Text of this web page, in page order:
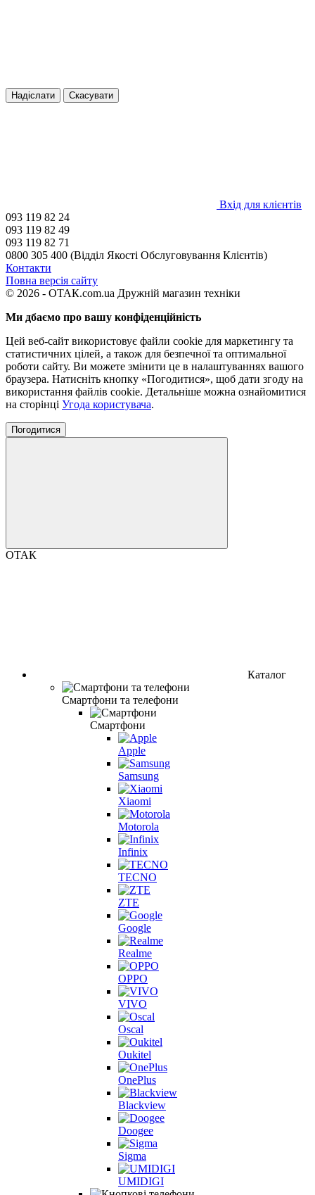
Надіслати Скасувати
Вхід для клієнтів
093 119 82 24
093 119 82 49
093 119 82 71
0800 305 400 (Відділ Якості Обслуговування Клієнтів)
Контакти
Повна версія сайту
© 2026 - ОТАК.com.ua Дружній магазин техніки
Ми дбаємо про вашу конфіденційність
Цей веб-сайт використовує файли cookie для маркетингу та
статистичних цілей, а також для безпечної та оптимальної
роботи сайту. Ви можете змінити це в налаштуваннях вашого
браузера. Натисніть кнопку «Погодитися», щоб дати згоду на
використання файлів cookie. Детальніше можна ознайомитися
на сторінці Угода користувача.
Погодитися
ОТАК
Каталог
Смартфони та телефони
Смартфони
Apple
Samsung
Xiaomi
Motorola
Infinix
TECNO
ZTE
Google
Realme
OPPO
VIVO
Oscal
Oukitel
OnePlus
Blackview
Doogee
Sigma
UMIDIGI